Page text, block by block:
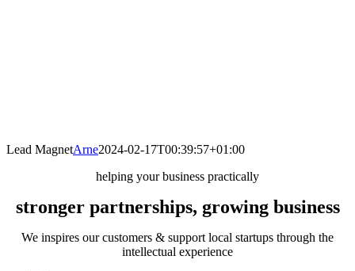
Lead MagnetArne2024-02-17T00:39:57+01:00
helping your business practically
stronger partnerships, growing business
We inspires our customers & support local startups through the
intellectual experience